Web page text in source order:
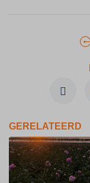
GERELATEERD